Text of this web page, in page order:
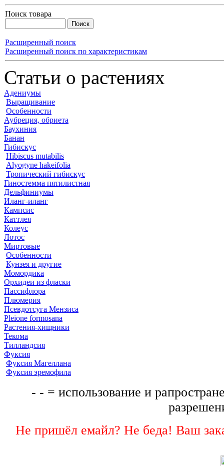
Поиск товара
Расширенный поиск
Расширенный поиск по характеристикам
Статьи о растениях
Адениумы
Выращивание
Особенности
Аубреция, обриета
Баухиния
Банан
Гибискус
Hibiscus mutabilis
Alyogyne hakeifolia
Тропический гибискус
Гиностемма пятилистная
Дельфиниумы
Иланг-иланг
Кампсис
Каттлея
Колеус
Лотос
Миртовые
Особенности
Кунзея и другие
Момордика
Орхидеи из фласки
Пассифлора
Плюмерия
Псевдотсуга Мензиса
Pleione formosana
Растения-хищники
Текома
Тилландсия
Фуксия
Фуксия Магеллана
Фуксия эремофила
- - = использование и
Не пришёл емайл? Не беда! Ваш